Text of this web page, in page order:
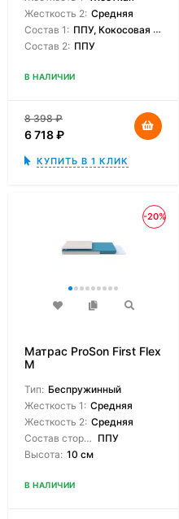
Жесткость 2: Средняя
Состав 1: ППУ, Кокосовая койра
Состав 2: ППУ
В НАЛИЧИИ
8 398₽
6 718₽
КУПИТЬ В 1 КЛИК
-20%
Матрас ProSon First Flex
M
Тип: Беспружинный
Жесткость 1: Средняя
Жесткость 2: Средняя
Состав сторон: ППУ
Высота: 10 см
В НАЛИЧИИ